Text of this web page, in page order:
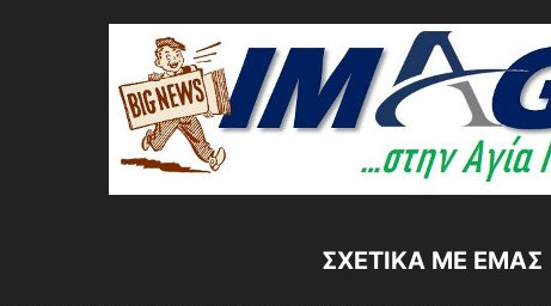
ΣΧΕΤΙΚΆ ΜΕ ΕΜΆΣ